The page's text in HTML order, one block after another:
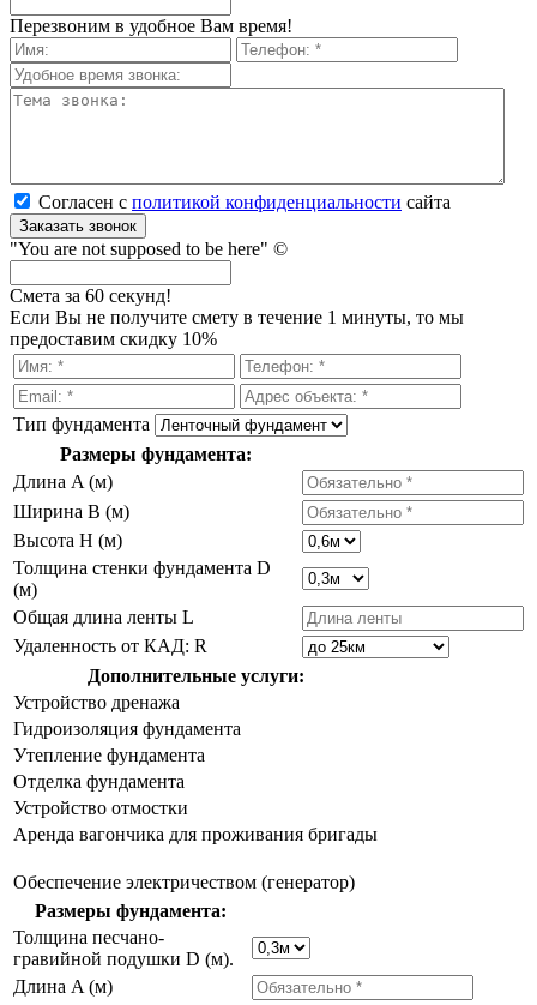
Перезвоним в удобное Вам время!
Согласен с политикой кон­фи­ден­ци­аль­нос­ти сайта
Заказать звонок
"You are not supposed to be here" ©
Смета за 60 секунд!
Если Вы не получите смету в течение 1 минуты, то мы
предоставим скидку 10%
Тип фундамента
Размеры фундамента:
Длина A (м)
Ширина B (м)
Высота H (м)
Толщина стенки фундамента D
(м)
Общая длина ленты L
Удаленность от КАД: R
Дополнительные услуги:
Устройство дренажа
Гидроизоляция фундамента
Утепление фундамента
Отделка фундамента
Устройство отмостки
Аренда вагончика для проживания бригады
Обеспечение электричеством (генератор)
Размеры фундамента:
Толщина песчано-
гравийной подушки D (м).
Длина A (м)